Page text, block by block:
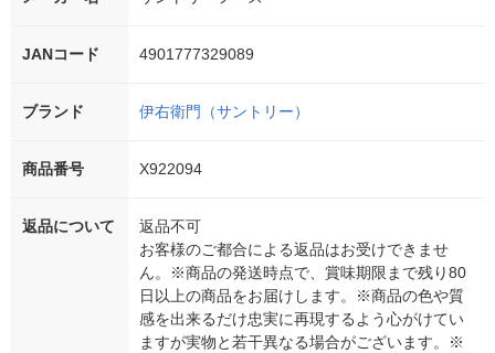
JANコード 4901777329089
ブランド 伊右衛門（サントリー）
商品番号 X922094
返品について
返品不可
お客様のご都合による返品はお受けできませ
ん。※商品の発送時点で、賞味期限まで残り80
日以上の商品をお届けします。※商品の色や質
感を出来るだけ忠実に再現するよう心がけてい
ますが実物と若干異なる場合がございます。※